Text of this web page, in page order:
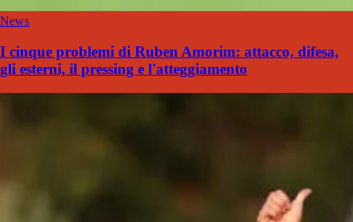
News
I cinque problemi di Ruben Amorim: attacco, difesa,
gli esterni, il pressing e l'atteggiamento